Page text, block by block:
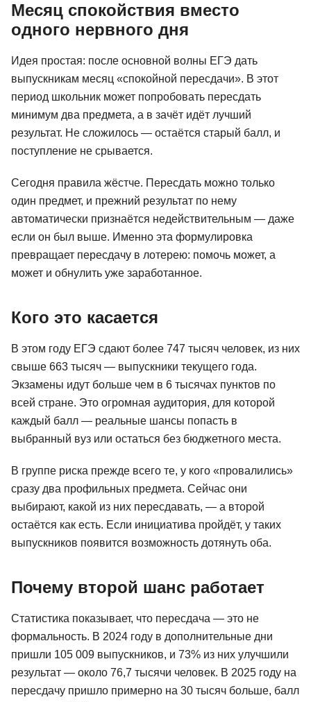
Месяц спокойствия вместо
одного нервного дня
Идея простая: после основной волны ЕГЭ дать
выпускникам месяц «спокойной пересдачи». В этот
период школьник может попробовать пересдать
минимум два предмета, а в зачёт идёт лучший
результат. Не сложилось — остаётся старый балл, и
поступление не срывается.
Сегодня правила жёстче. Пересдать можно только
один предмет, и прежний результат по нему
автоматически признаётся недействительным — даже
если он был выше. Именно эта формулировка
превращает пересдачу в лотерею: помочь может, а
может и обнулить уже заработанное.
Кого это касается
В этом году ЕГЭ сдают более 747 тысяч человек, из них
свыше 663 тысяч — выпускники текущего года.
Экзамены идут больше чем в 6 тысячах пунктов по
всей стране. Это огромная аудитория, для которой
каждый балл — реальные шансы попасть в
выбранный вуз или остаться без бюджетного места.
В группе риска прежде всего те, у кого «провалились»
сразу два профильных предмета. Сейчас они
выбирают, какой из них пересдавать, — а второй
остаётся как есть. Если инициатива пройдёт, у таких
выпускников появится возможность дотянуть оба.
Почему второй шанс работает
Статистика показывает, что пересдача — это не
формальность. В 2024 году в дополнительные дни
пришли 105 009 выпускников, и 73% из них улучшили
результат — около 76,7 тысячи человек. В 2025 году на
пересдачу пришло примерно на 30 тысяч больше, балл